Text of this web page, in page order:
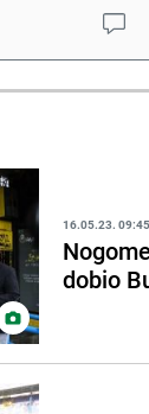
16.05.23. 09:45
dobio